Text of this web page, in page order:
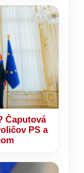
Čaputová
PS a